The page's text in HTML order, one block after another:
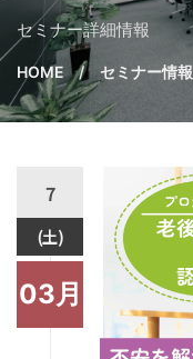
セミナー詳細情報
HOME セミナー情報
7
(土)
03月